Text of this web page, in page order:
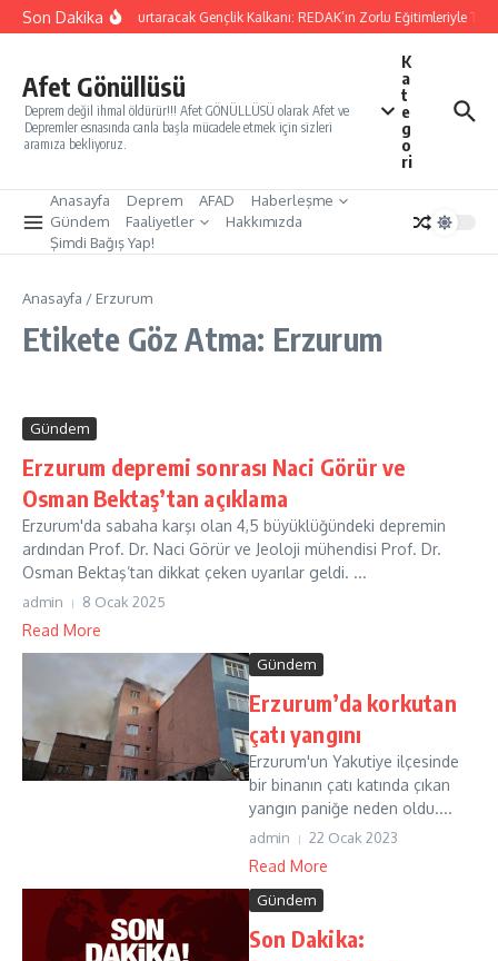
İçeriğe atla
Son DakikaYarınları Kurtaracak Gençlik Kalkanı: REDAK’ın Zorlu Eğitimleriyle
Afet Gönüllüsü
Deprem değil ihmal öldürür!!! Afet GÖNÜLLÜSÜ olarak Afet ve
Depremler esnasında canla başla mücadele etmek için sizleri
aramıza bekliyoruz.
K
a
t
e
g
o
ri
Anasayfa Deprem AFAD
Haberleşme
Gündem
Faaliyetler
Hakkımızda
Şimdi Bağış Yap!
Anasayfa / Erzurum
Etikete Göz Atma: Erzurum
Gündem
Erzurum depremi sonrası Naci Görür ve
Osman Bektaş’tan açıklama
Erzurum'da sabaha karşı olan 4,5 büyüklüğündeki depremin
ardından Prof. Dr. Naci Görür ve Jeoloji mühendisi Prof. Dr.
Osman Bektaş’tan dikkat çeken uyarılar geldi. ...
admin 8 Ocak 2025
Read More
Gündem
Erzurum’da korkutan
çatı yangını
Erzurum'un Yakutiye ilçesinde
bir binanın çatı katında çıkan
yangın paniğe neden oldu....
admin 22 Ocak 2023
Read More
Gündem
Son Dakika: